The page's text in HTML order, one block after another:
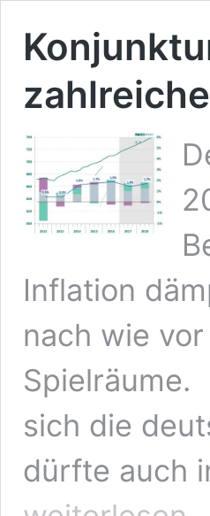
Inflation
nach wie
sich die
dürfte auch